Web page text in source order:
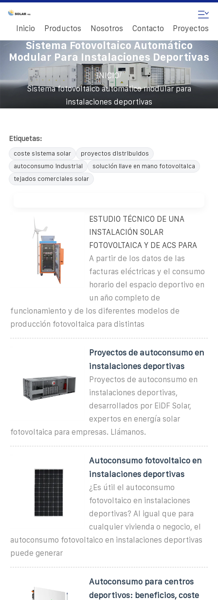
Inicio Productos Nosotros Contacto Proyectos
Sistema Fotovoltaico Automático
Modular Para Instalaciones Deportivas
INICIO/
Sistema fotovoltaico automático modular para
instalaciones deportivas
Etiquetas:
coste sistema solar
proyectos distribuidos
autoconsumo industrial
solución llave en mano fotovoltaica
tejados comerciales solar
ESTUDIO TÉCNICO DE UNA
INSTALACIÓN SOLAR
FOTOVOLTAICA Y DE ACS PARA
A partir de los datos de las
facturas eléctricas y el consumo
horario del espacio deportivo en
un año completo de
funcionamiento y de los diferentes modelos de
producción fotovoltaica para distintas
Proyectos de autoconsumo en
instalaciones deportivas
Proyectos de autoconsumo en
instalaciones deportivas,
desarrollados por EiDF Solar,
expertos en energía solar
fotovoltaica para empresas. Llámanos.
Autoconsumo fotovoltaico en
instalaciones deportivas
¿Es útil el autoconsumo
fotovoltaico en instalaciones
deportivas? Al igual que para
cualquier vivienda o negocio, el
autoconsumo fotovoltaico en instalaciones deportivas
puede generar
Autoconsumo para centros
deportivos: beneficios, coste